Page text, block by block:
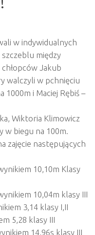
w indywidualnych
między
Jakub
walczyli w pchnięciu
1000m i Maciej Rębiś –
Wiktoria Klimowicz
w biegu na 100m.
zajęcie następujących
10,10m Klasy
10,04m klasy III
3,14 klasy I,II
5,28 klasy III
14,96s klasy III